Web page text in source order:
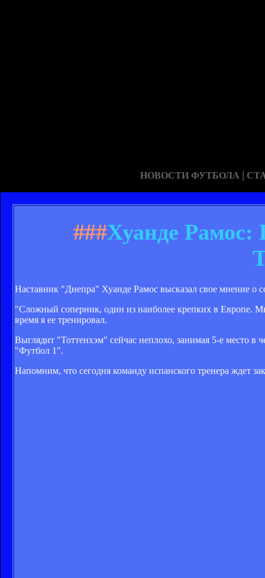
НОВОСТИ ФУТБОЛА |
###Хуанде Рамос:
Наставник "Днепра" Хуанде Рамос высказал свое мнение
"Сложный соперник, один из наиболее крепких в Европе.
время я ее тренировал.
Выглядит "Тоттенхэм" сейчас неплохо, занимая 5-е место в
"Футбол 1".
Напомним, что сегодня команду испанского тренера ждет